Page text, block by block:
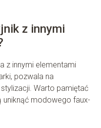
z innymi
z innymi elementami
pozwala na
Warto pamiętać
modowego faux-